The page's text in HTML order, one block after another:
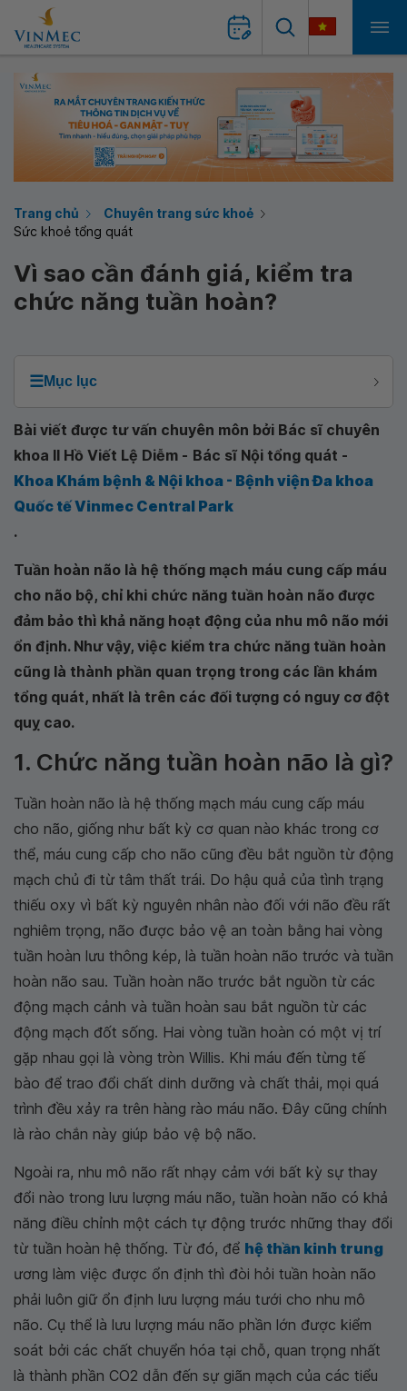
Trang chủ
Chuyên trang sức khoẻ
Sức khoẻ tổng quát
Vì sao cần đánh giá, kiểm tra
chức năng tuần hoàn?
☰Mục lục
Bài viết được tư vấn chuyên môn bởi Bác sĩ chuyên
khoa II Hồ Viết Lệ Diễm - Bác sĩ Nội tổng quát -
Khoa Khám bệnh & Nội khoa - Bệnh viện Đa khoa
Quốc tế Vinmec Central Park
.
Tuần hoàn não là hệ thống mạch máu cung cấp máu
cho não bộ, chỉ khi chức năng tuần hoàn não được
đảm bảo thì khả năng hoạt động của nhu mô não mới
ổn định. Như vậy, việc kiểm tra chức năng tuần hoàn
cũng là thành phần quan trọng trong các lần khám
tổng quát, nhất là trên các đối tượng có nguy cơ đột
quỵ cao.
1. Chức năng tuần hoàn não là gì?
Tuần hoàn não là hệ thống mạch máu cung cấp máu
cho não, giống như bất kỳ cơ quan nào khác trong cơ
thể, máu cung cấp cho não cũng đều bắt nguồn từ động
mạch chủ đi từ tâm thất trái. Do hậu quả của tình trạng
thiếu oxy vì bất kỳ nguyên nhân nào đối với não đều rất
nghiêm trọng, não được bảo vệ an toàn bằng hai vòng
tuần hoàn lưu thông kép, là tuần hoàn não trước và tuần
hoàn não sau. Tuần hoàn não trước bắt nguồn từ các
động mạch cảnh và tuần hoàn sau bắt nguồn từ các
động mạch đốt sống. Hai vòng tuần hoàn có một vị trí
gặp nhau gọi là vòng tròn Willis. Khi máu đến từng tế
bào để trao đổi chất dinh dưỡng và chất thải, mọi quá
trình đều xảy ra trên hàng rào máu não. Đây cũng chính
là rào chắn này giúp bảo vệ bộ não.
Ngoài ra, nhu mô não rất nhạy cảm với bất kỳ sự thay
đổi nào trong lưu lượng máu não, tuần hoàn não có khả
năng điều chỉnh một cách tự động trước những thay đổi
từ tuần hoàn hệ thống. Từ đó, để hệ thần kinh trung
ương làm việc được ổn định thì đòi hỏi tuần hoàn não
phải luôn giữ ổn định lưu lượng máu tưới cho nhu mô
não. Cụ thể là lưu lượng máu não phần lớn được kiểm
soát bởi các chất chuyển hóa tại chỗ, quan trọng nhất
là thành phần CO2 dẫn đến sự giãn mạch của các tiểu